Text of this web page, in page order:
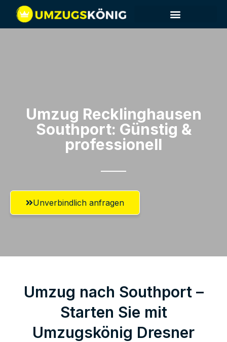
Umzug Recklinghausen​
Southport: Günstig &
professionell​
Unverbindlich anfragen
Umzug nach Southport –
Starten Sie mit
Umzugskönig Dresner